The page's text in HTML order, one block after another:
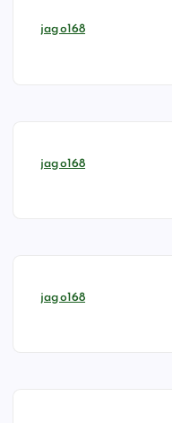
jago168
jago168
jago168